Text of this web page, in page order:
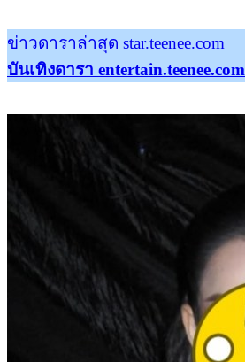
ข่าวดาราล่าสุด star.teenee.com
บันเทิงดารา entertain.teenee.com